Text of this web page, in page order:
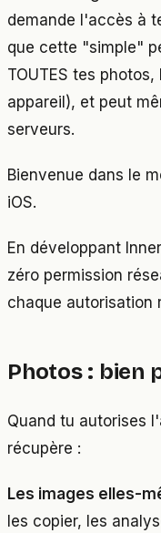
demande l'accès à
que cette "simple"
TOUTES tes
appareil), et peut
serveurs.
Bienvenue dans le
iOS.
En développant
zéro permission
chaque autorisation
Photos : bien
Quand tu autorises
récupère :
Les images elles-
les copier, les